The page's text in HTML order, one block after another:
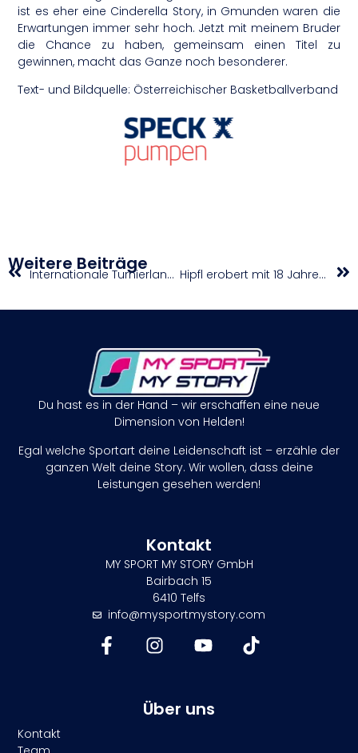
ist es eher eine Cinderella Story, in Gmunden waren die
Erwartungen immer sehr hoch. Jetzt mit meinem Bruder
die Chance zu haben, gemeinsam einen Titel zu
gewinnen, macht das Ganze noch besonderer.
Text- und Bildquelle: Österreichischer Basketballverband
Weitere Beiträge Internationale Turnierlandschaft in Österreich im Aufwind Hipfl erobert mit 18 Jahren ersten Herren-Doppeltitel
Du hast es in der Hand – wir erschaffen eine neue
Dimension von Helden!
Egal welche Sportart deine Leidenschaft ist – erzähle der
ganzen Welt deine Story. Wir wollen, dass deine
Leistungen gesehen werden!
Kontakt
MY SPORT MY STORY GmbH
Bairbach 15
6410 Telfs
info@mysportmystory.com
Über uns
Kontakt